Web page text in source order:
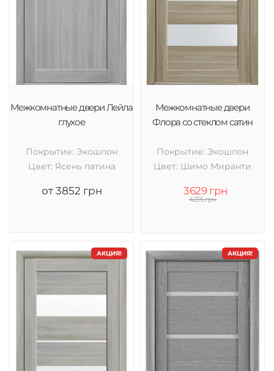
Межкомнатные двери Лейла
глухое
Покрытие: Экошпон
Цвет: Ясень патина
от 3852 грн
Межкомнатные двери
Флора со стеклом сатин
Покрытие: Экошпон
Цвет: Шимо Миранти
3629 грн
4235 грн
АКЦИЯ! АКЦИЯ!